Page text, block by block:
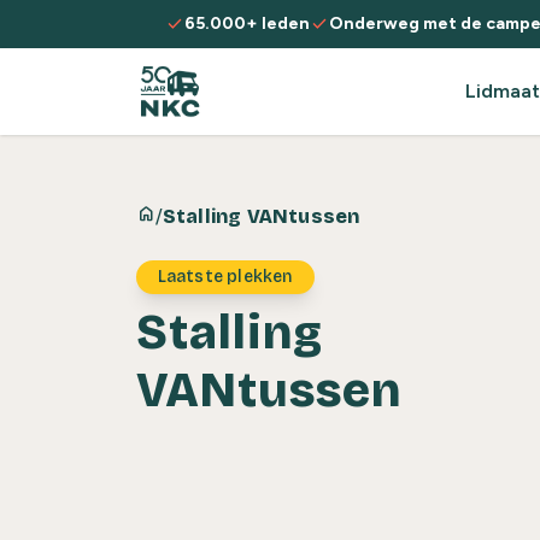
Spring naar de inhoud
check65.000+ ledencheckOnderweg met de
home/Stalling VANtussen
Laatste plekken
Stalling
VANtussen